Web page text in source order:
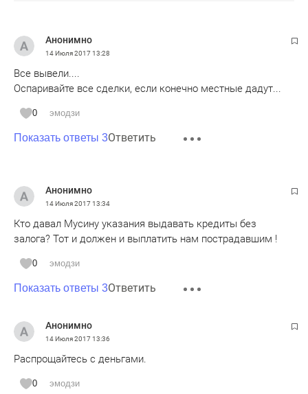
Анонимно
14 Июля 201713:28
Все вывели....
Оспаривайте все сделки, если конечно местные дадут...
0 эмодзи
Показать ответы 3Ответить
Анонимно
14 Июля 201713:34
Кто давал Мусину указания выдавать кредиты без
залога? Тот и должен и выплатить нам пострадавшим !
0 эмодзи
Показать ответы 3Ответить
Анонимно
14 Июля 201713:36
Распрощайтесь с деньгами.
0 эмодзи